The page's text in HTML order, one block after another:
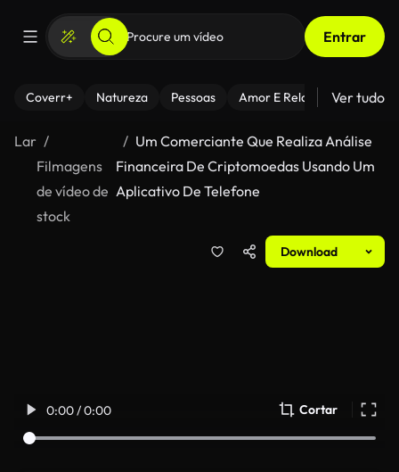
Entrar
Coverr+ Natureza Pessoas Amor E Relacionamentos
Ver tudo
Lar
Filmagens
de vídeo de
stock
Um Comerciante Que Realiza Análise
Financeira De Criptomoedas Usando Um
Aplicativo De Telefone
Download
0:00 / 0:00 Cortar